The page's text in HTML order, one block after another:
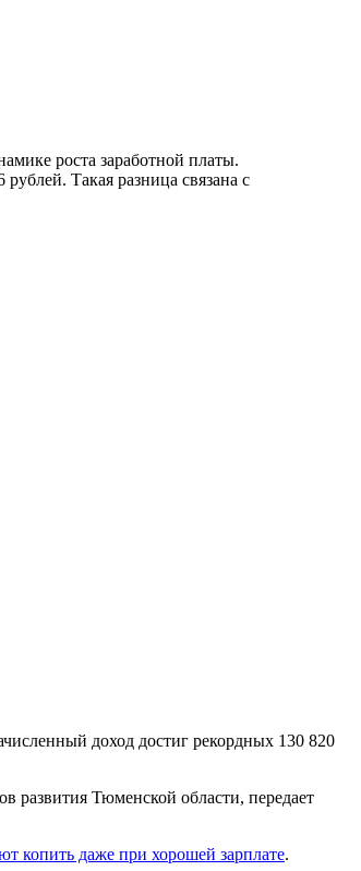
роста заработной платы.
Такая разница связана с
доход достиг рекордных 130 820
развития Тюменской области, передает
копить даже при хорошей зарплате.